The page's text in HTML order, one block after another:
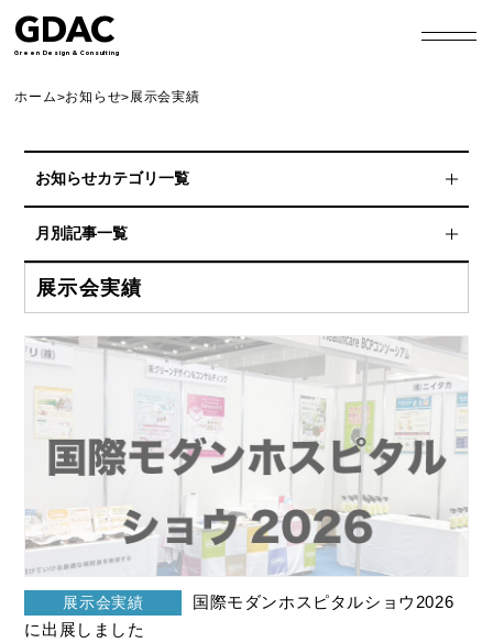
GDAC
Green Design & Consulting
ホーム>お知らせ>展示会実績
お知らせカテゴリ一覧
スポンサーシップ
非常食アレンジレシピ
プレスリリース
Blog
HP更新情報
展示会実績
メディア掲載
受賞歴
月別記事一覧
2026年8月
2026年4月
2026年3月
2026年2月
2026年1月
2025年12月
展示会実績
展示会実績
に出展しました